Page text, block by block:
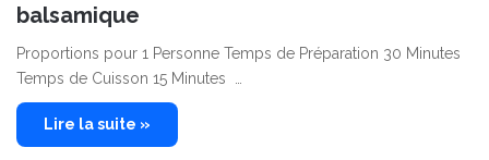
balsamique
Proportions pour 1 Personne Temps de Préparation 30 Minutes
Temps de Cuisson 15 Minutes …
Lire la suite »